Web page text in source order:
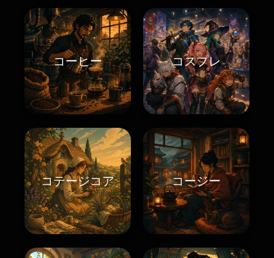
コーヒー コスプレ
コテージコア コージー